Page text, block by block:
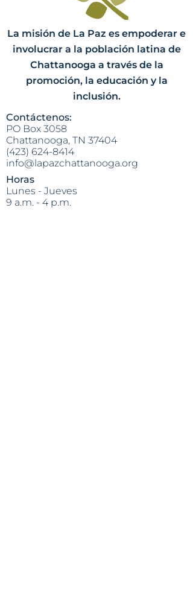
La misión de La Paz es empoderar e
involucrar a la población latina de
Chattanooga a través de la
promoción, la educación y la
inclusión.
Contáctenos:
PO Box 3058
Chattanooga, TN 37404
(423) 624-8414
info@lapazchattanooga.org
Horas
Lunes - Jueves
9 a.m. - 4 p.m.